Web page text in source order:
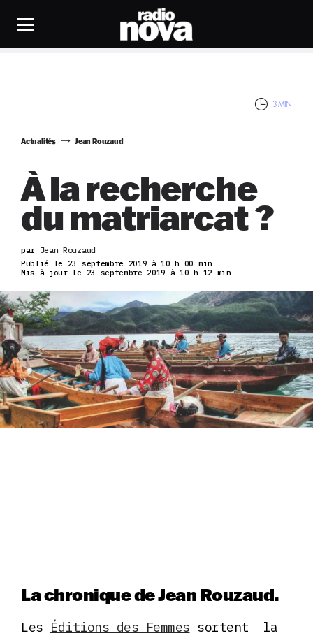
Actualités Jean Rouzaud
3 MIN
À la recherche
du matriarcat ?
par Jean Rouzaud
Publié le 23 septembre 2019 à 10 h 00 min
Mis à jour le 23 septembre 2019 à 10 h 12 min
La chronique de Jean Rouzaud.
Les Éditions des Femmes sortent la